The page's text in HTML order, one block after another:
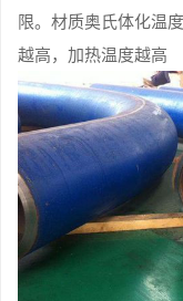
限。材质奥氏体化温
越高，加热温度越高